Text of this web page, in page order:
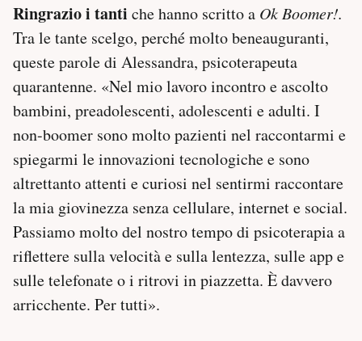
Ringrazio i tanti che hanno scritto a Ok Boomer!.
Tra le tante scelgo, perché molto beneauguranti,
queste parole di Alessandra, psicoterapeuta
quarantenne. «Nel mio lavoro incontro e ascolto
bambini, preadolescenti, adolescenti e adulti. I
non-boomer sono molto pazienti nel raccontarmi e
spiegarmi le innovazioni tecnologiche e sono
altrettanto attenti e curiosi nel sentirmi raccontare
la mia giovinezza senza cellulare, internet e social.
Passiamo molto del nostro tempo di psicoterapia a
riflettere sulla velocità e sulla lentezza, sulle app e
sulle telefonate o i ritrovi in piazzetta. È davvero
arricchente. Per tutti».